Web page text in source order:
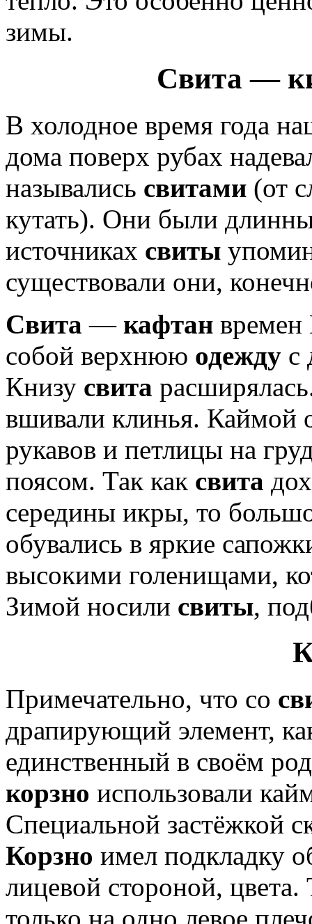
зимы.
Свита —
В холодное время года
дома поверх рубах
назывались свитами (от
кутать). Они были
источниках свиты
существовали они,
Свита — кафтан времен
собой верхнюю одежду с
Книзу свита
вшивали клинья. Каймой
рукавов и петлицы на
поясом. Так как свита
середины икры, то
обувались в яркие
высокими голенищами,
Зимой носили свиты,
Примечательно, что со
драпирующий элемент,
единственный в своём
корзно использовали
Специальной застёжкой
Корзно имел подкладку
лицевой стороной,